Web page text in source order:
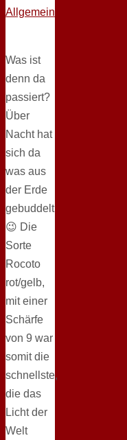
Allgemein
Was ist
denn da
passiert?
Über
Nacht hat
sich da
was aus
der Erde
gebuddelt
😉 Die
Sorte
Rocoto
rot/gelb,
mit einer
Schärfe
von 9 war
somit die
schnellste,
die das
Licht der
Welt